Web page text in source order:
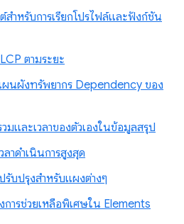
ำหรับการเรียกโปรไฟล์และฟังก์ชัน
ตามระยะ
ผนผังทรัพยากร Dependency ของ
มและเวลาของตัวเองในข้อมูลสรุป
าดำเนินการสูงสุด
รับปรุงสำหรับแผงต่างๆ
ารช่วยเหลือพิเศษใน Elements